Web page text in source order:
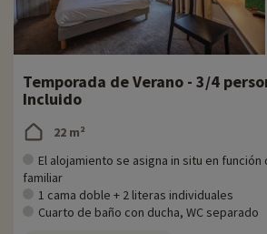
Temporada de Verano - 3/4
Incluido
22 m²
El alojamiento se asigna in situ en
familiar
1 cama doble + 2 literas individuales
Cuarto de baño con ducha, WC separado